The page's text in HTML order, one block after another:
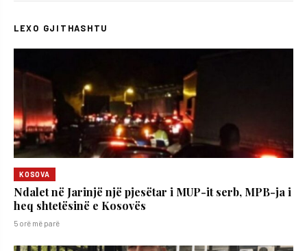
LEXO GJITHASHTU
KOSOVA
Ndalet në Jarinjë një pjesëtar i MUP-it serb, MPB-ja i
heq shtetësinë e Kosovës
5 orë më parë